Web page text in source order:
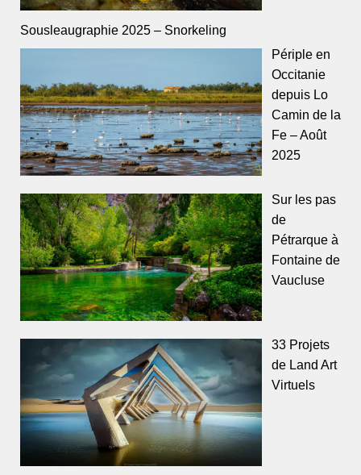
Sousleaugraphie 2025 – Snorkeling
Périple en
Occitanie
depuis Lo
Camin de la
Fe – Août
2025
Sur les pas
de
Pétrarque à
Fontaine de
Vaucluse
33 Projets
de Land Art
Virtuels